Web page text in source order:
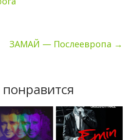
ЗАМАЙ — Послеевропа →